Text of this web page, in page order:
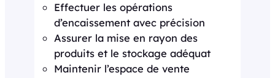
Effectuer les opérations
d’encaissement avec précision
Assurer la mise en rayon des
produits et le stockage adéquat
Maintenir l’espace de vente